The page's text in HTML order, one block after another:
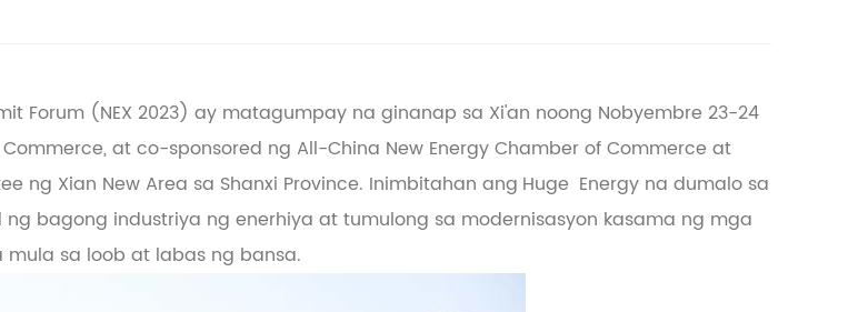
Forum (NEX 2023) ay matagumpay na ginanap sa Xi'an noong Nobyembre 23-24
at co-sponsored ng All-China New Energy Chamber of Commerce at
ng Xian New Area sa Shanxi Province. Inimbitahan ang Huge Energy na dumalo sa
bagong industriya ng enerhiya at tumulong sa modernisasyon kasama ng mga
mula sa loob at labas ng bansa.